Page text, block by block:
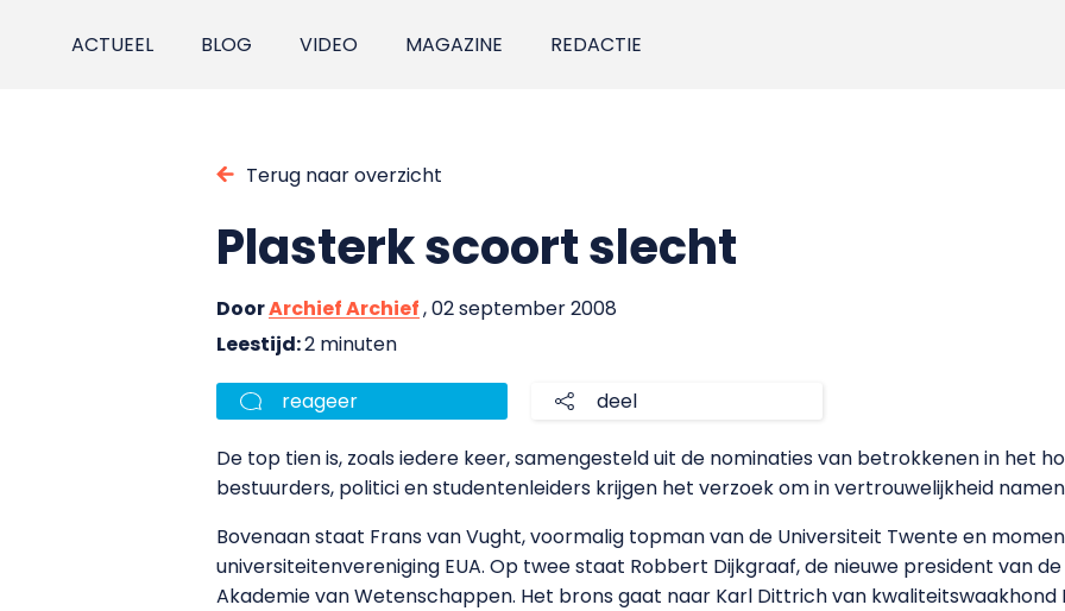
ACTUEEL BLOG VIDEO MAGAZINE REDACTIE
Terug naar overzicht
Plasterk scoort slecht
DoorArchief Archief, 02 september 2008
Leestijd:2 minuten
reageer deel
De top tien is, zoals iedere keer, samengesteld uit de nominaties van betrokkenen in het
bestuurders, politici en studentenleiders krijgen het verzoek om in vertrouwelijkheid
Bovenaan staat Frans van Vught, voormalig topman van de Universiteit Twente en
universiteitenvereniging EUA. Op twee staat Robbert Dijkgraaf, de nieuwe president van
Akademie van Wetenschappen. Het brons gaat naar Karl Dittrich van kwaliteitswaakhond